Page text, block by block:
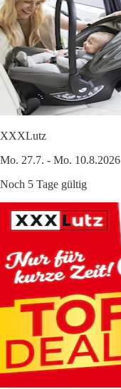
XXXLutz
Mo. 27.7. - Mo. 10.8.2026
Noch 5 Tage gültig